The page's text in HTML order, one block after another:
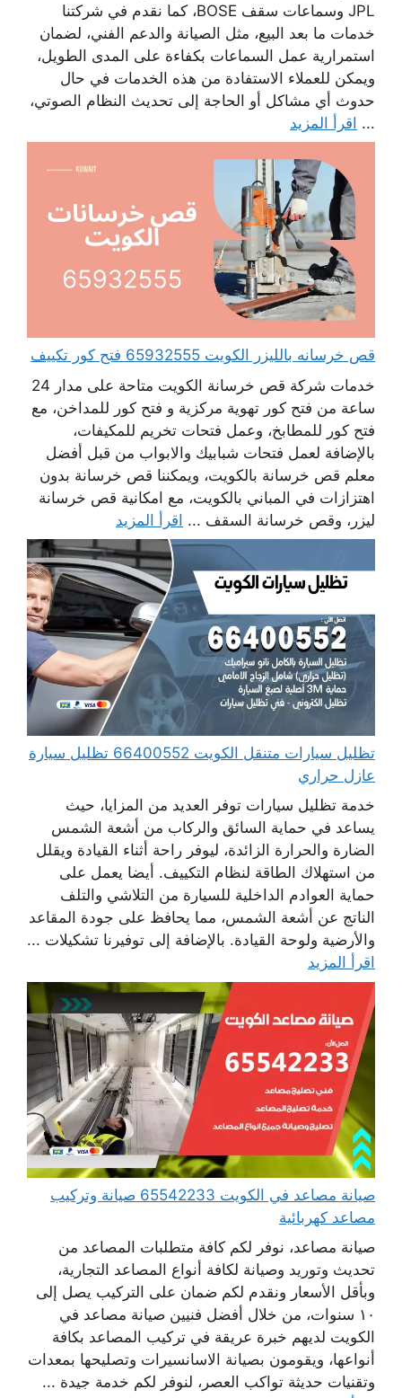
JPL وسماعات سقف BOSE، كما نقدم في شركتنا
خدمات ما بعد البيع، مثل الصيانة والدعم الفني، لضمان
استمرارية عمل السماعات بكفاءة على المدى الطويل،
ويمكن للعملاء الاستفادة من هذه الخدمات في حال
حدوث أي مشاكل أو الحاجة إلى تحديث النظام الصوتي،
... اقرأ المزيد
قص خرسانه بالليزر الكويت 65932555 فتح كور تكييف
خدمات شركة قص خرسانة الكويت متاحة على مدار 24
ساعة من فتح كور تهوية مركزية و فتح كور للمداخن، مع
فتح كور للمطابخ، وعمل فتحات تخريم للمكيفات،
بالإضافة لعمل فتحات شبابيك والابواب من قبل أفضل
معلم قص خرسانة بالكويت، ويمكننا قص خرسانة بدون
اهتزازات في المباني بالكويت، مع امكانية قص خرسانة
ليزر، وقص خرسانة السقف ... اقرأ المزيد
تظليل سيارات متنقل الكويت 66400552 تظليل سيارة
عازل حراري
خدمة تظليل سيارات توفر العديد من المزايا، حيث
يساعد في حماية السائق والركاب من أشعة الشمس
الضارة والحرارة الزائدة، ليوفر راحة أثناء القيادة ويقلل
من استهلاك الطاقة لنظام التكييف. أيضا يعمل على
حماية العوادم الداخلية للسيارة من التلاشي والتلف
الناتج عن أشعة الشمس، مما يحافظ على جودة المقاعد
والأرضية ولوحة القيادة. بالإضافة إلى توفيرنا تشكيلات ...
اقرأ المزيد
صيانة مصاعد في الكويت 65542233 صيانة وتركيب
مصاعد كهربائية
صيانة مصاعد، نوفر لكم كافة متطلبات المصاعد من
تحديث وتوريد وصيانة لكافة أنواع المصاعد التجارية،
وبأقل الأسعار ونقدم لكم ضمان على التركيب يصل إلى
١٠ سنوات، من خلال أفضل فنيين صيانة مصاعد في
الكويت لديهم خبرة عريقة في تركيب المصاعد بكافة
أنواعها، ويقومون بصيانة الاسانسيرات وتصليحها بمعدات
وتقنيات حديثة تواكب العصر، لنوفر لكم خدمة جيدة ...